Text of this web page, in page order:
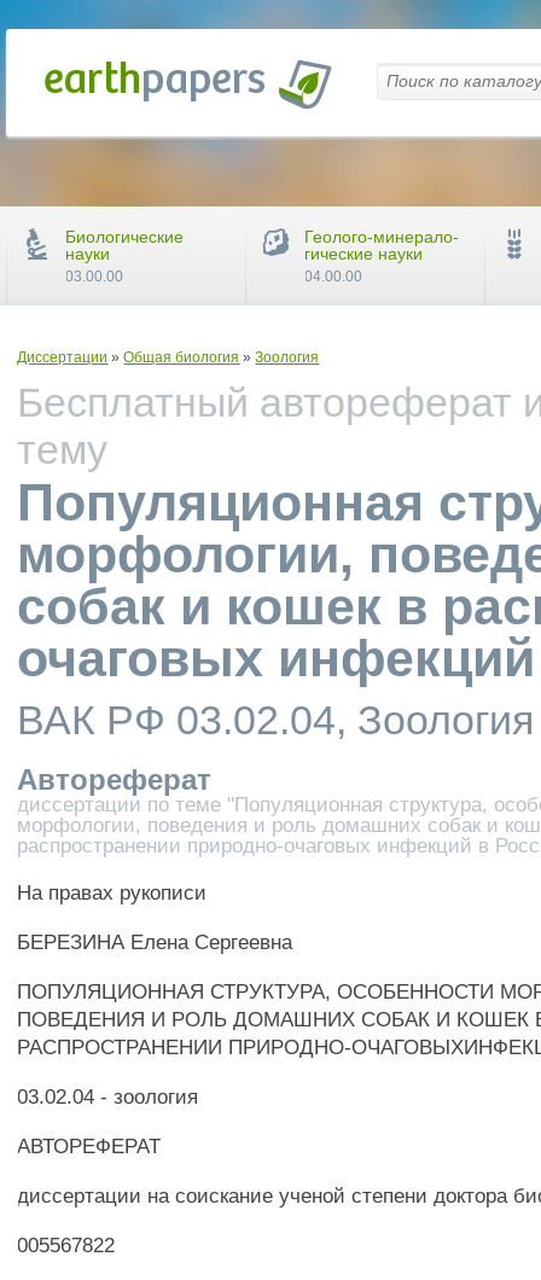
Диссертации »Общая биология »Зоология
Бесплатный автореферат
тему
Популяционная
морфологии,
собак и кошек в
очаговых
ВАК РФ 03.02.04, Зоология
Автореферат
диссертации по теме "Популяционная структура,
морфологии, поведения и роль домашних собак и
распространении природно-очаговых инфекций в
На правах рукописи
БЕРЕЗИНА Елена Сергеевна
ПОПУЛЯЦИОННАЯ СТРУКТУРА, ОСОБЕННОСТИ
ПОВЕДЕНИЯ И РОЛЬ ДОМАШНИХ СОБАК И КОШЕК
РАСПРОСТРАНЕНИИ ПРИРОДНО-
03.02.04 - зоология
АВТОРЕФЕРАТ
диссертации на соискание ученой степени доктора
005567822
Биологические
науки
03.00.00
Геолого-минерало-
гические науки
04.00.00